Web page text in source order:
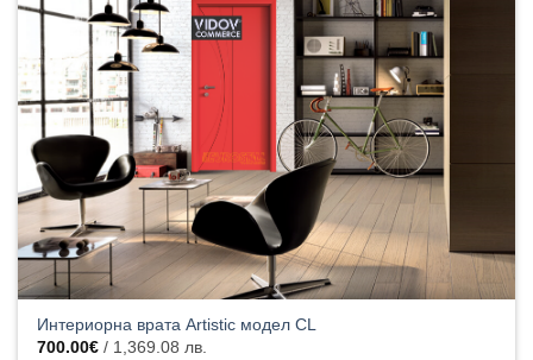
списъка с
харесани
Интериорна врата Artistic модел CL
700.00€ / 1,369.08 лв.